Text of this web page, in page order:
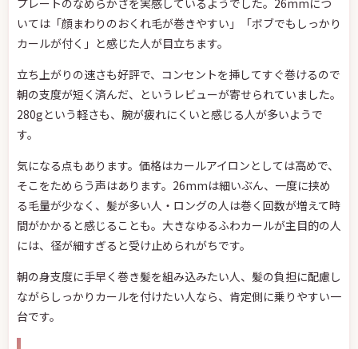
プレートのなめらかさを実感しているようでした。26mmにつ
いては「顔まわりのおくれ毛が巻きやすい」「ボブでもしっかり
カールが付く」と感じた人が目立ちます。
立ち上がりの速さも好評で、コンセントを挿してすぐ巻けるので
朝の支度が短く済んだ、というレビューが寄せられていました。
280gという軽さも、腕が疲れにくいと感じる人が多いようで
す。
気になる点もあります。価格はカールアイロンとしては高めで、
そこをためらう声はあります。26mmは細いぶん、一度に挟め
る毛量が少なく、髪が多い人・ロングの人は巻く回数が増えて時
間がかかると感じることも。大きなゆるふわカールが主目的の人
には、径が細すぎると受け止められがちです。
朝の身支度に手早く巻き髪を組み込みたい人、髪の負担に配慮し
ながらしっかりカールを付けたい人なら、肯定側に乗りやすい一
台です。